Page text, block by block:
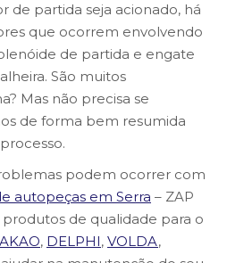
de partida seja acionado, há
que ocorrem envolvendo
de partida e engate
São muitos
Mas não precisa se
de forma bem resumida
podem ocorrer com
autopeças em Serra – ZAP
de qualidade para o
, DELPHI, VOLDA,